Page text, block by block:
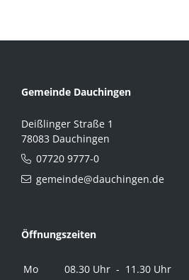
Gemeinde Dauchingen
Deißlinger Straße 1
78083 Dauchingen
07720 9777-0
gemeinde@dauchingen.de
Öffnungszeiten
Mo
08.30 Uhr - 11.30 Uhr